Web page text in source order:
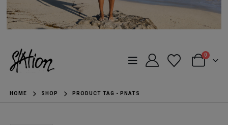
0
HOME SHOP PRODUCT TAG - PNATS